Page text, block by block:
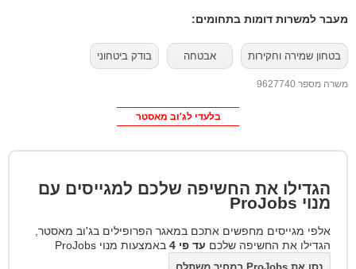
מעבר למשרות דומות בתחומים:
בטחון שמירה וחקירות אבטחה בודק ביטחוני
משרה מספר 9627740
בלעדי לג'וב מאסטר
הגדילו את החשיפה שלכם למגייסים עם
מנוי ProJobs
אלפי מגייסים מחפשים אתכם במאגר הפרופילים בג'וב מאסטר,
הגדילו את החשיפה שלכם עד פי 4 באמצעות מנוי ProJobs